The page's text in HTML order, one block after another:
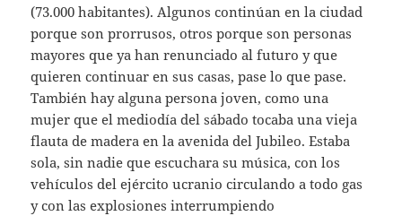
(73.000 habitantes). Algunos continúan en la ciudad
porque son prorrusos, otros porque son personas
mayores que ya han renunciado al futuro y que
quieren continuar en sus casas, pase lo que pase.
También hay alguna persona joven, como una
mujer que el mediodía del sábado tocaba una vieja
flauta de madera en la avenida del Jubileo. Estaba
sola, sin nadie que escuchara su música, con los
vehículos del ejército ucranio circulando a todo gas
y con las explosiones interrumpiendo